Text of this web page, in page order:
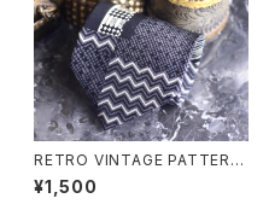
RETRO VINTAGE PATTERN
ED DESIGN SILK TIE/レトロ
古着柄デザインシルクネクタイ
¥1,500